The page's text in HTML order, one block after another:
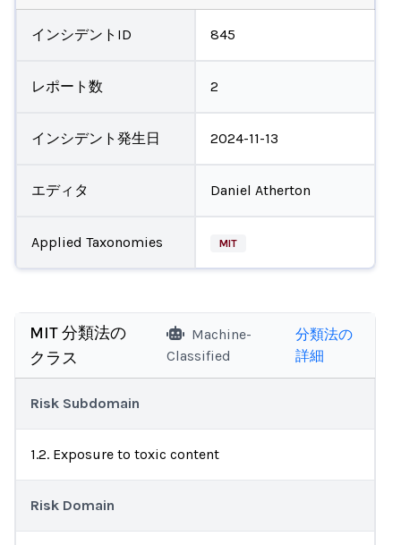
インシデントID 845
レポート数 2
インシデント発生日 2024-11-13
エディタ Daniel Atherton
Applied Taxonomies MIT
MIT 分類法の
クラス
Machine-
Classified
分類法の
詳細
Risk Subdomain
1.2. Exposure to toxic content
Risk Domain